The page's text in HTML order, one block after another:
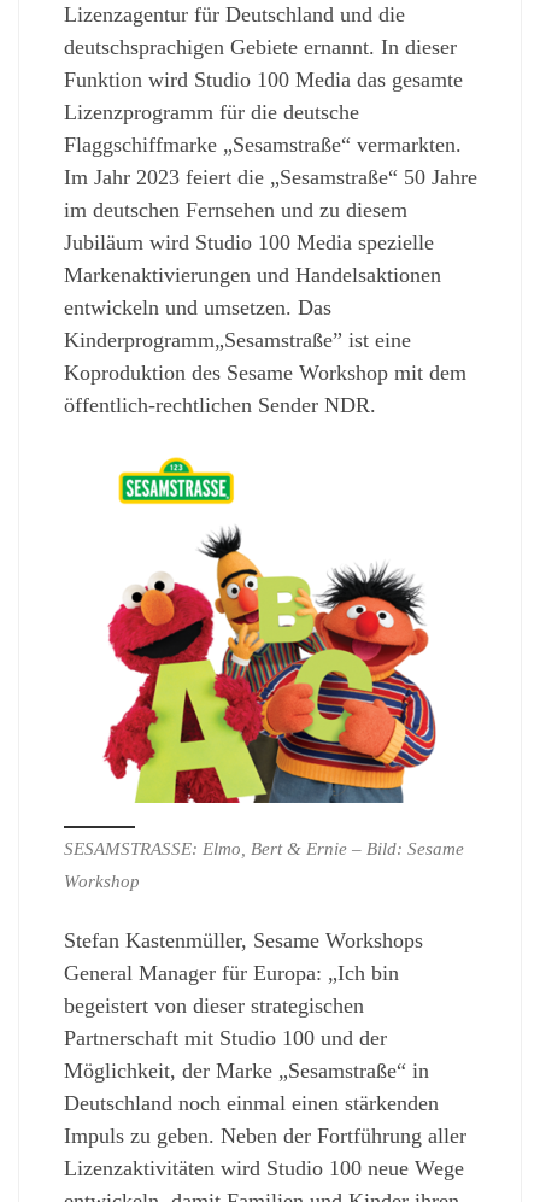
Lizenzagentur für Deutschland und die
deutschsprachigen Gebiete ernannt. In dieser
Funktion wird Studio 100 Media das gesamte
Lizenzprogramm für die deutsche
Flaggschiffmarke „Sesamstraße“ vermarkten.
Im Jahr 2023 feiert die „Sesamstraße“ 50 Jahre
im deutschen Fernsehen und zu diesem
Jubiläum wird Studio 100 Media spezielle
Markenaktivierungen und Handelsaktionen
entwickeln und umsetzen. Das
Kinderprogramm„Sesamstraße” ist eine
Koproduktion des Sesame Workshop mit dem
öffentlich-rechtlichen Sender NDR.
SESAMSTRASSE: Elmo, Bert & Ernie – Bild: Sesame
Workshop
Stefan Kastenmüller, Sesame Workshops
General Manager für Europa: „Ich bin
begeistert von dieser strategischen
Partnerschaft mit Studio 100 und der
Möglichkeit, der Marke „Sesamstraße“ in
Deutschland noch einmal einen stärkenden
Impuls zu geben. Neben der Fortführung aller
Lizenzaktivitäten wird Studio 100 neue Wege